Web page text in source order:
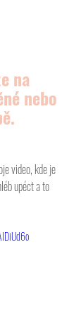
na
nebo
video, kde je
upéct a to